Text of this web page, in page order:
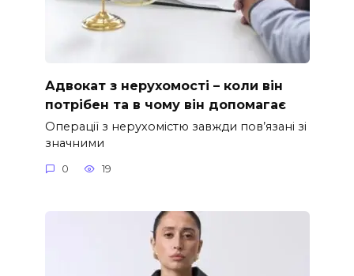
Адвокат з нерухомості – коли він
потрібен та в чому він допомагає
Операції з нерухомістю завжди пов’язані зі
значними
0 19